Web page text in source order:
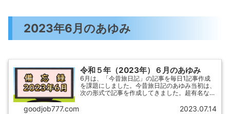
2023年6月のあゆみ
令和５年（2023年）６月のあゆみ
6月は、「今昔旅日記」の記事を毎日1記事作成
を課題にしました。今昔旅日記のあゆみ当初は、
次の形式で記事を作成してきました。超有名な観
ようになったのですが、お役立ち性が弱い、ひい
goodjob777.com 2023.07.14